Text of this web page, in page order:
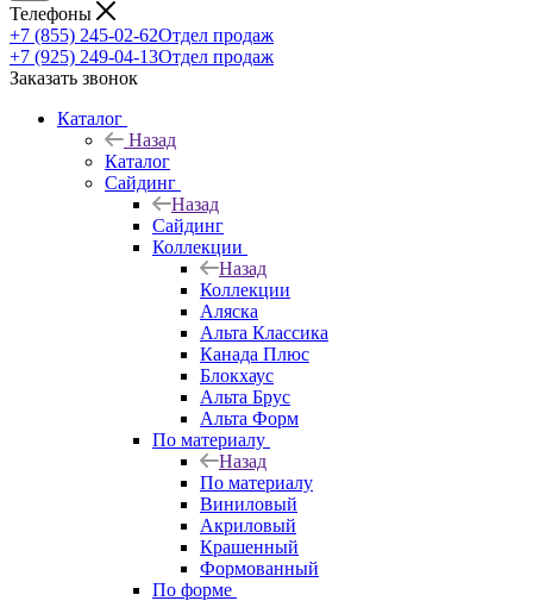
Телефоны
+7 (855) 245-02-62Отдел продаж
+7 (925) 249-04-13Отдел продаж
Заказать звонок
Каталог
Назад
Каталог
Сайдинг
Назад
Сайдинг
Коллекции
Назад
Коллекции
Аляска
Альта Классика
Канада Плюс
Блокхаус
Альта Брус
Альта Форм
По материалу
Назад
По материалу
Виниловый
Акриловый
Крашенный
Формованный
По форме